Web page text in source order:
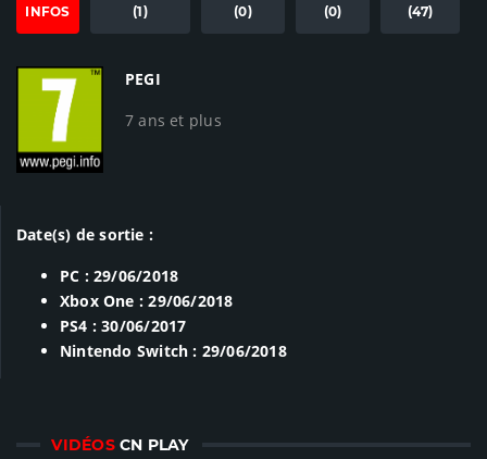
INFOS
(1)
(0)
(0)
(47)
PEGI
7 ans et plus
Date(s) de sortie :
PC : 29/06/2018
Xbox One : 29/06/2018
PS4 : 30/06/2017
Nintendo Switch : 29/06/2018
VIDÉOSCN PLAY